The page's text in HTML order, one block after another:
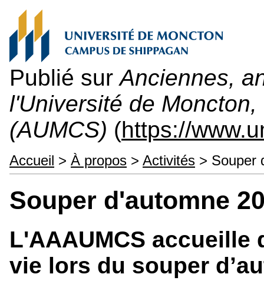
Publié surAnciennes,
l'Université de
(AUMCS) (https://
Accueil > À propos > Activités > Souper
Souper d'automne
L'AAAUMCS accueille
vie lors du souper